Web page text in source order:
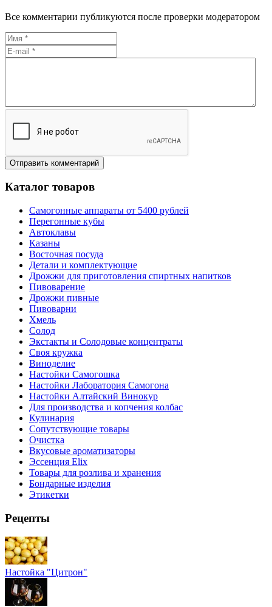
Все комментарии публикуются после проверки модератором
Каталог товаров
Самогонные аппараты от 5400 рублей
Перегонные кубы
Автоклавы
Казаны
Восточная посуда
Детали и комплектующие
Дрожжи для приготовления спиртных напитков
Пивоварение
Дрожжи пивные
Пивоварни
Хмель
Солод
Экстакты и Солодовые концентраты
Своя кружка
Виноделие
Настойки Самогошка
Настойки Лаборатория Самогона
Настойки Алтайский Винокур
Для производства и копчения колбас
Кулинария
Сопутствующие товары
Очистка
Вкусовые ароматизаторы
Эссенция Elix
Товары для розлива и хранения
Бондарные изделия
Этикетки
Рецепты
Настойка "Цитрон"